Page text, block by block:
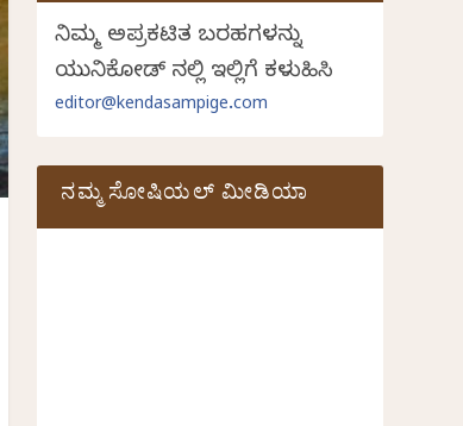
ನಿಮ್ಮ ಅಪ್ರಕಟಿತ ಬರಹಗಳನ್ನು
ಯುನಿಕೋಡ್ ನಲ್ಲಿ ಇಲ್ಲಿಗೆ ಕಳುಹಿಸಿ
editor@kendasampige.com
ನಮ್ಮ ಸೋಷಿಯಲ್‌ ಮೀಡಿಯಾ